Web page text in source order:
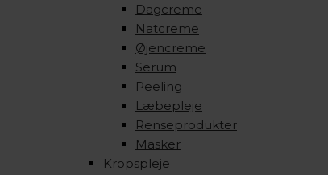
Dagcreme
Natcreme
Øjencreme
Serum
Peeling
Læbepleje
Renseprodukter
Masker
Kropspleje